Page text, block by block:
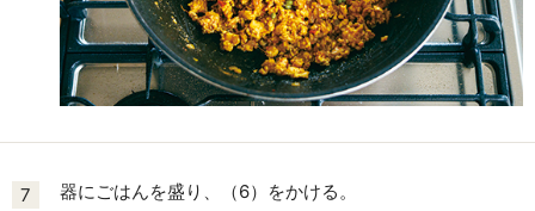
7 器にごはんを盛り、（6）をかける。